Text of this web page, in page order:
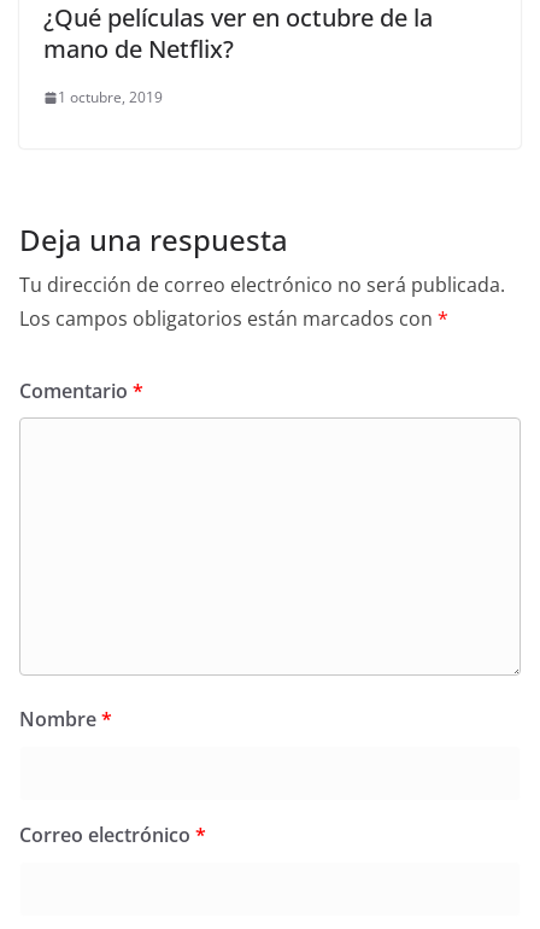
¿Qué películas ver en octubre de la
mano de Netflix?
1 octubre, 2019
Deja una respuesta
Tu dirección de correo electrónico no será publicada.
Los campos obligatorios están marcados con *
Comentario *
Nombre*
Correo electrónico *